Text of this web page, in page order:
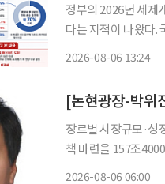
정부의 2026년 세제
다는 지적이 나왔다.
2026-08-06 13:24
[논현광장-박위
장르별 시장규모·성
책 마련을 157조4000억원. 2024년 한국 콘텐츠산업이 기록한 매출이다. 2020년보다 22.7%
2026-08-06 06:00